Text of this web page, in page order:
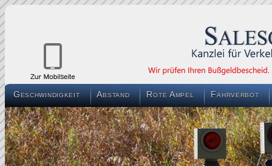
Geschwindigkeit Abstand Rote Ampel Fahrverbot